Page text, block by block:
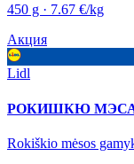
450 g · 7.67 €/kg
Акция
Lidl
РОКИШКЮ МЭСА
Rokiškio mėsos